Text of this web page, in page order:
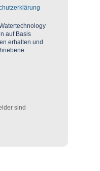
auf Basis
erhalten und
sind